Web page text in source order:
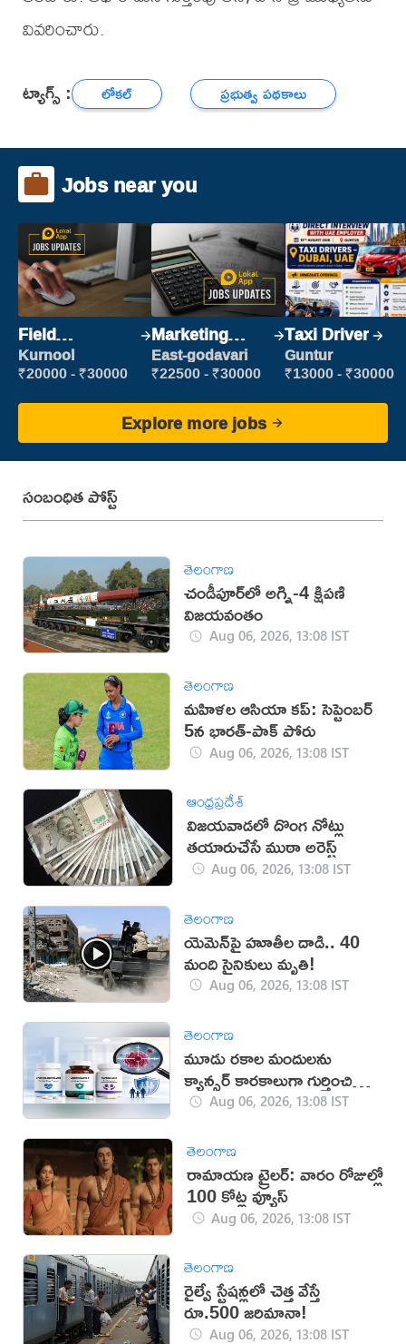
వివరించారు.
ట్యాగ్స్ : లోకల్ ప్రభుత్వ పథకాలు
Jobs near you
Field
Marketing
Executive
Kurnool
₹20000 - ₹30000
Marketing
Executive
East-godavari
₹22500 - ₹30000
Taxi Driver
Guntur
₹13000 - ₹30000
Explore more jobs
సంబంధిత పోస్ట్
తెలంగాణ
చండీపూర్‌లో అగ్ని-4 క్షిపణి
విజయవంతం
Aug 06, 2026, 13:08 IST
తెలంగాణ
మహిళల ఆసియా కప్‌: సెప్టెంబర్
5న భారత్-పాక్ పోరు
Aug 06, 2026, 13:08 IST
ఆంధ్రప్రదేశ్
విజయవాడలో దొంగ నోట్లు
తయారుచేసే ముఠా అరెస్ట్
Aug 06, 2026, 13:08 IST
తెలంగాణ
యెమెన్‌పై హూతీల దాడి.. 40
మంది సైనికులు మృతి!
Aug 06, 2026, 13:08 IST
తెలంగాణ
మూడు రకాల మందులను
క్యాన్సర్ కారకాలుగా గుర్తించిన
WHOAug 06, 2026, 13:08 IST
తెలంగాణ
రామాయణ ట్రైలర్: వారం రోజుల్లో
100 కోట్ల వ్యూస్
Aug 06, 2026, 13:08 IST
తెలంగాణ
రైల్వే స్టేషన్లలో చెత్త వేస్తే
రూ.500 జరిమానా!
Aug 06, 2026, 13:08 IST